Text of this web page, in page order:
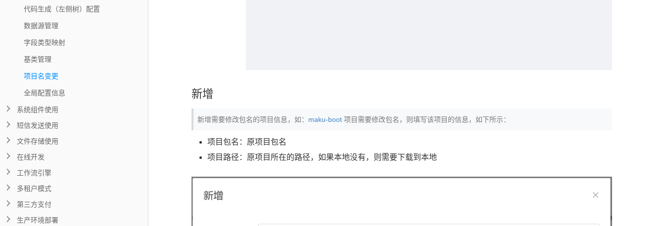
新增
新增需要修改包名的项目信息，如： maku-boot 项目需要修改包名，则填写该项目的信息，如下所示：
项目包名：原项目包名
项目路径：原项目所在的路径，如果本地没有，则需要下载到本地
代码生成（左侧树）配置
数据源管理
字段类型映射
基类管理
项目名变更
全局配置信息
系统组件使用
短信发送使用
文件存储使用
在线开发
工作流引擎
多租户模式
第三方支付
生产环境部署